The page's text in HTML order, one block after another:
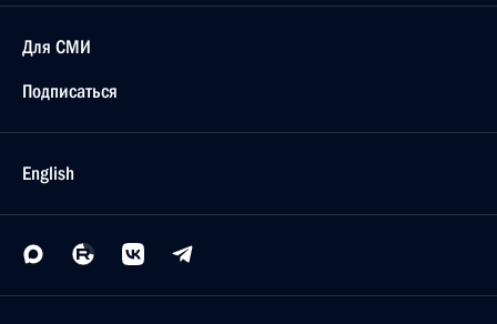
Для СМИ
Подписаться
English